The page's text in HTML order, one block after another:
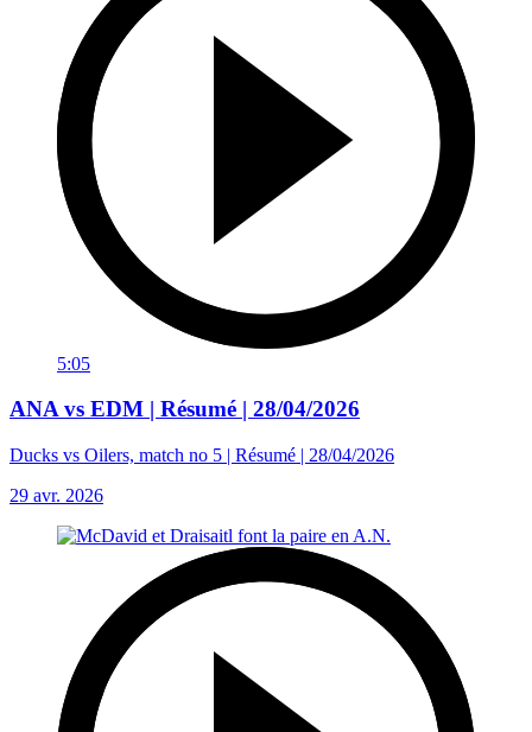
5:05
ANA vs EDM | Résumé | 28/04/2026
Ducks vs Oilers, match no 5 | Résumé | 28/04/2026
29 avr. 2026